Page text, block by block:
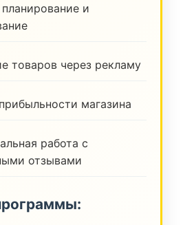
и
товаров через рекламу
магазина
работа с
отзывами